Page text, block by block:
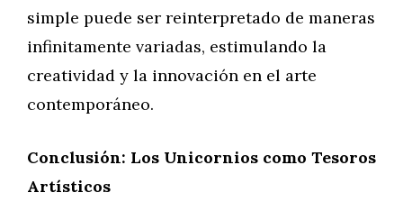
simple puede ser reinterpretado de maneras
infinitamente variadas, estimulando la
creatividad y la innovación en el arte
contemporáneo.
Conclusión: Los Unicornios como Tesoros
Artísticos